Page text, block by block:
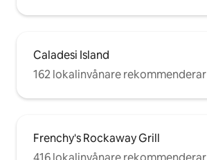
Caladesi Island
162 lokalinvånare rekommenderar
Frenchy's Rockaway Grill